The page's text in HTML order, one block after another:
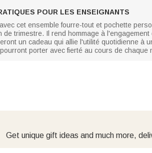
POUR LES ENSEIGNANTS
cet ensemble fourre-tout et pochette
de trimestre. Il rend hommage à
un cadeau qui allie l'utilité quotidienne à
porter avec fierté au cours de chaque
Get unique gift ideas and much more,